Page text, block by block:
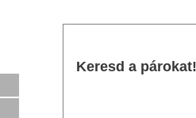
Keresd a párokat!